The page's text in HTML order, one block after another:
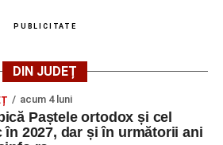
PUBLICITATE
DIN JUDEȚ
acum 4 luni
Paștele ortodox și cel
în 2027, dar și în următorii ani